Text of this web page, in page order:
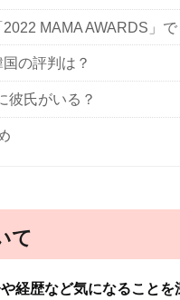
2022 MAMA AWARDS」
国の評判は？
彼氏がいる？
て
経歴など気になることを